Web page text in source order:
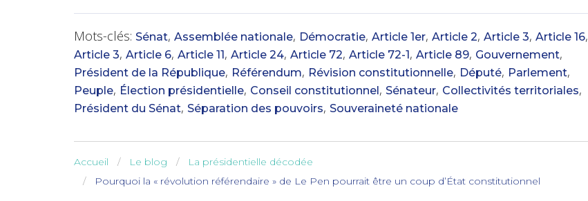
Mots-clés: Sénat, Assemblée nationale, Démocratie, Article 1er, Article 2, Article 3, Article 16,
Article 3, Article 6, Article 11, Article 24, Article 72, Article 72-1, Article 89, Gouvernement,
Président de la République, Référendum, Révision constitutionnelle, Député, Parlement,
Peuple, Élection présidentielle, Conseil constitutionnel, Sénateur, Collectivités territoriales,
Président du Sénat, Séparation des pouvoirs, Souveraineté nationale
Accueil Le blog
La présidentielle décodée
Pourquoi la « révolution référendaire » de Le Pen pourrait être un coup d’État constitutionnel